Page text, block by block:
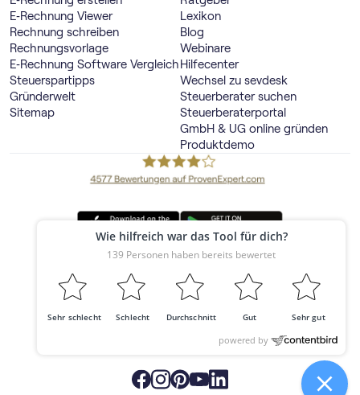
E‑Rechnung Viewer
Rechnung schreiben
Rechnungsvorlage
E‑Rechnung Software Vergleich
Steuerspartipps
Gründerwelt
Sitemap
Lexikon
Blog
Webinare
Hilfecenter
Wechsel zu sevdesk
Steuerberater suchen
Steuerberaterportal
GmbH & UG online gründen
Produktdemo
Made with ❤️ in Offenburg
Deutschland